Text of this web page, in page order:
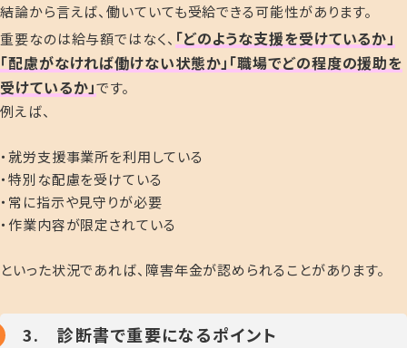
結論から言えば、働いていても受給できる可能性があります。
重要なのは給与額ではなく、 「どのような支援を受けているか」
「配慮がなければ働けない状態か」「職場でどの程度の援助を
受けているか」です。
例えば、
・就労支援事業所を利用している
・特別な配慮を受けている
・常に指示や見守りが必要
・作業内容が限定されている
といった状況であれば、障害年金が認められることがあります。
3. 診断書で重要になるポイント